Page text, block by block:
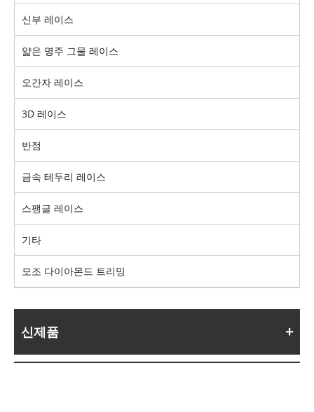
신부 레이스
얇은 명주 그물 레이스
오간자 레이스
3D 레이스
반점
금속 테두리 레이스
스팽글 레이스
기타
모조 다이아몬드 트리밍
신제품